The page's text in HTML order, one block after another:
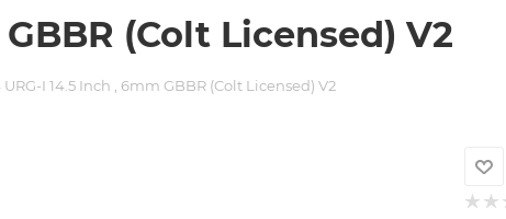
(Colt Licensed) V2
URG-I 14.5 Inch , 6mm GBBR (Colt Licensed) V2